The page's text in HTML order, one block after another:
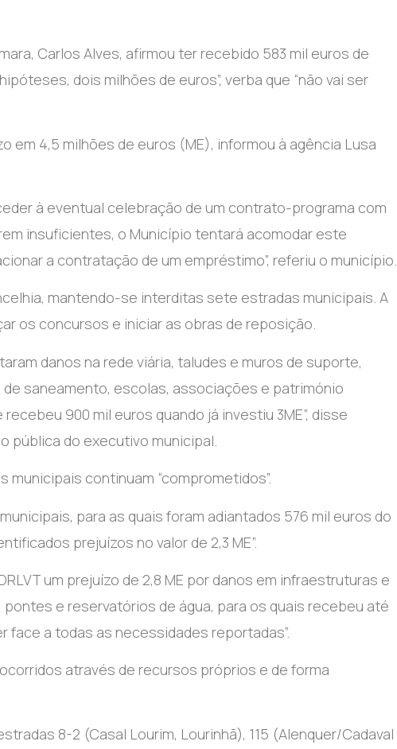
Carlos Alves, afirmou ter recebido 583 mil euros de
dois milhões de euros”, verba que “não vai ser
em 4,5 milhões de euros (ME), informou à agência Lusa
à eventual celebração de um contrato-programa com
insuficientes, o Município tentará acomodar este
a contratação de um empréstimo”, referiu o município.
mantendo-se interditas sete estradas municipais. A
os concursos e iniciar as obras de reposição.
danos na rede viária, taludes e muros de suporte,
saneamento, escolas, associações e património
900 mil euros quando já investiu 3ME”, disse
pública do executivo municipal.
continuam “comprometidos”.
para as quais foram adiantados 576 mil euros do
prejuízos no valor de 2,3 ME”.
um prejuízo de 2,8 ME por danos em infraestruturas e
e reservatórios de água, para os quais recebeu até
face a todas as necessidades reportadas”.
através de recursos próprios e de forma
8-2 (Casal Lourim, Lourinhã), 115 (Alenquer/Cadaval